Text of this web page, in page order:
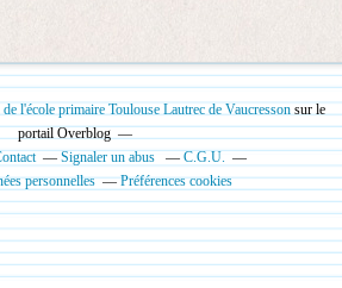
l'école primaire Toulouse Lautrec de Vaucressonsur le
portail Overblog
Signaler un abus
C.G.U.
personnelles
Préférences cookies